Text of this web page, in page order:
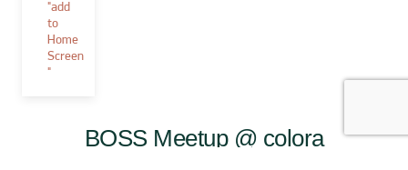
"add
to
Home
Screen
"